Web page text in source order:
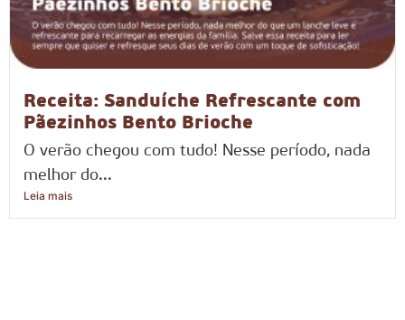
Receita: Sanduíche Refrescante com
Pãezinhos Bento Brioche
O verão chegou com tudo! Nesse período, nada
melhor do...
Leia mais